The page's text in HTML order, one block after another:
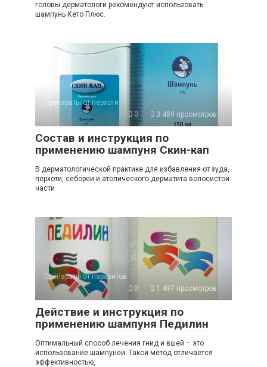
головы дерматологи рекомендуют использовать
шампунь Кето Плюс.
Препараты от перхоти
0
3 489 просмотров
Состав и инструкция по
применению шампуня Скин-кап
В дерматологической практике для избавления от зуда,
перхоти, себореи и атопического дерматита волосистой
части
Препараты от паразитов
0
1 497 просмотров
Действие и инструкция по
применению шампуня Педилин
Оптимальный способ лечения гнид и вшей – это
использование шампуней. Такой метод отличается
эффективностью,